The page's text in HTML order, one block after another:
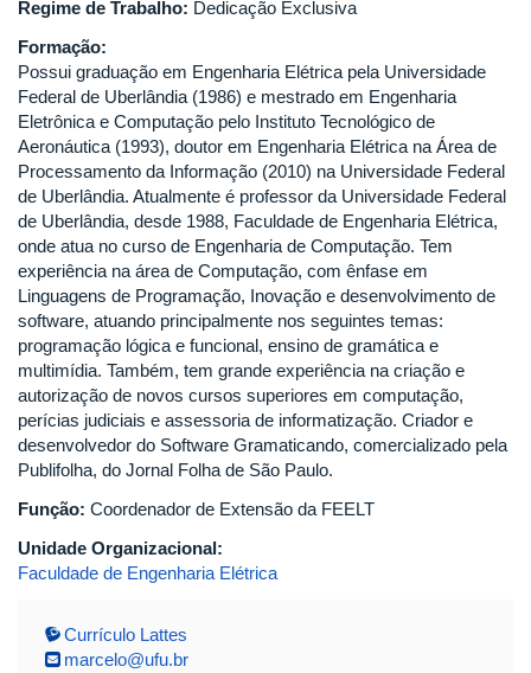
Regime de Trabalho: Dedicação Exclusiva
Formação:
Possui graduação em Engenharia Elétrica pela Universidade
Federal de Uberlândia (1986) e mestrado em Engenharia
Eletrônica e Computação pelo Instituto Tecnológico de
Aeronáutica (1993), doutor em Engenharia Elétrica na Área de
Processamento da Informação (2010) na Universidade Federal
de Uberlândia. Atualmente é professor da Universidade Federal
de Uberlândia, desde 1988, Faculdade de Engenharia Elétrica,
onde atua no curso de Engenharia de Computação. Tem
experiência na área de Computação, com ênfase em
Linguagens de Programação, Inovação e desenvolvimento de
software, atuando principalmente nos seguintes temas:
programação lógica e funcional, ensino de gramática e
multimídia. Também, tem grande experiência na criação e
autorização de novos cursos superiores em computação,
perícias judiciais e assessoria de informatização. Criador e
desenvolvedor do Software Gramaticando, comercializado pela
Publifolha, do Jornal Folha de São Paulo.
Função: Coordenador de Extensão da FEELT
Unidade Organizacional:
Faculdade de Engenharia Elétrica
Currículo Lattes
marcelo@ufu.br